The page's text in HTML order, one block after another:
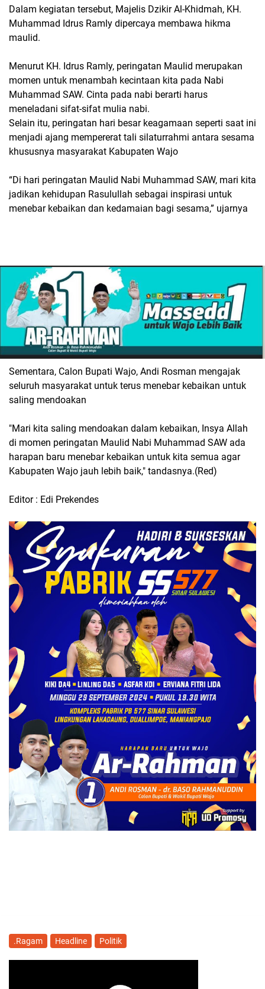
Dalam kegiatan tersebut, Majelis Dzikir Al-Khidmah, KH.
Muhammad Idrus Ramly dipercaya membawa hikma
maulid.
Menurut KH. Idrus Ramly, peringatan Maulid merupakan
momen untuk menambah kecintaan kita pada Nabi
Muhammad SAW. Cinta pada nabi berarti harus
meneladani sifat-sifat mulia nabi.
Selain itu, peringatan hari besar keagamaan seperti saat ini
menjadi ajang mempererat tali silaturrahmi antara sesama
khususnya masyarakat Kabupaten Wajo
“Di hari peringatan Maulid Nabi Muhammad SAW, mari kita
jadikan kehidupan Rasulullah sebagai inspirasi untuk
menebar kebaikan dan kedamaian bagi sesama,” ujarnya
Sementara, Calon Bupati Wajo, Andi Rosman mengajak
seluruh masyarakat untuk terus menebar kebaikan untuk
saling mendoakan
"Mari kita saling mendoakan dalam kebaikan, Insya Allah
di momen peringatan Maulid Nabi Muhammad SAW ada
harapan baru menebar kebaikan untuk kita semua agar
Kabupaten Wajo jauh lebih baik," tandasnya.(Red)
Editor : Edi Prekendes
.Ragam Headline Politik